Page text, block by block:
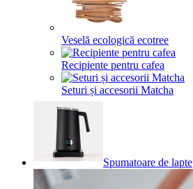
Veselă ecologică ecotree
Recipiente pentru cafea
Seturi și accesorii Matcha
Spumatoare de lapte